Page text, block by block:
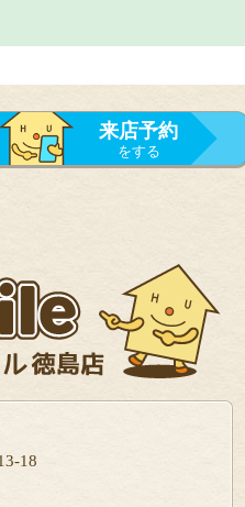
来店予約
をする
18